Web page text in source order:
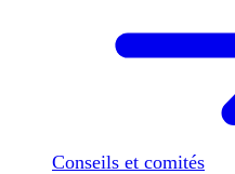
Conseils et comités